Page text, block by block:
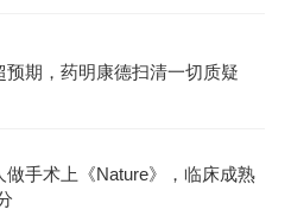
预期，药明康德扫清一切质疑
做手术上《Nature》，临床成熟